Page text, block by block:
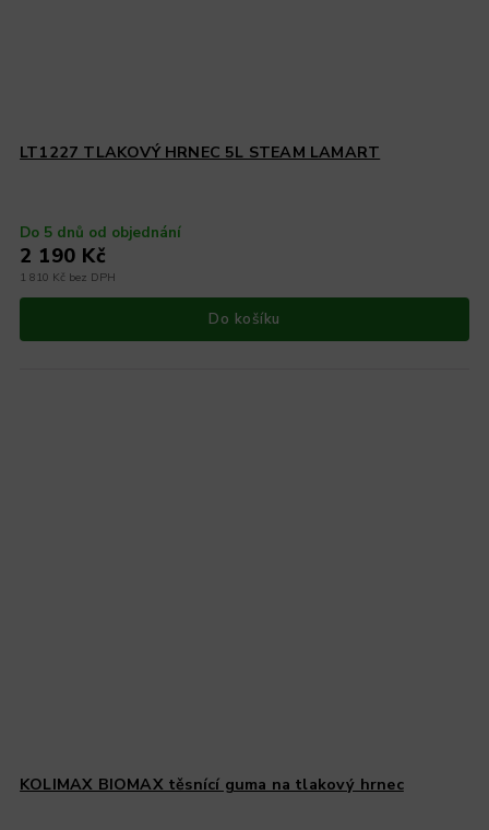
LT1227 TLAKOVÝ HRNEC 5L STEAM LAMART
Do 5 dnů od objednání
1 810 Kč bez DPH
2 190 Kč
Do košíku
KOLIMAX BIOMAX těsnící guma na tlakový hrnec